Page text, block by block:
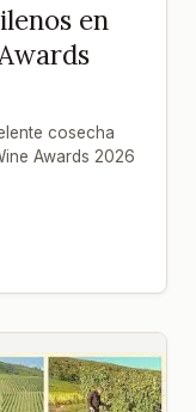
en
cosecha
Awards 2026